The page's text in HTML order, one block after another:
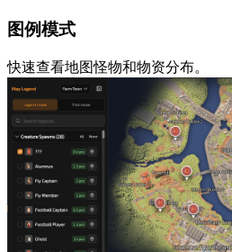
图例模式
快速查看地图怪物和物资分布。